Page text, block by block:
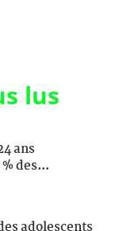
lus
ans
des...